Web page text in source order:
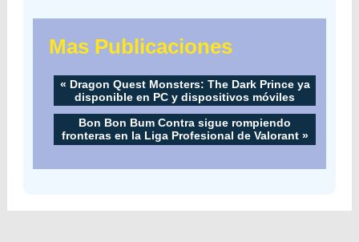
Mas Publicaciones
« Dragon Quest Monsters: The Dark Prince ya
disponible en PC y dispositivos móviles
Bon Bon Bum Contra sigue rompiendo
fronteras en la Liga Profesional de Valorant»